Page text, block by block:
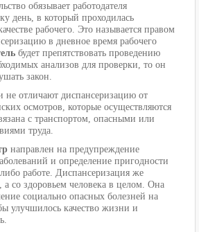
обязывает работодателя
день, в который проходилась
рабочего. Это называется правом
в дневное время рабочего
будет препятствовать проведению
анализов для проверки, то он
закон.
не отличают диспансеризацию от
осмотров, которые осуществляются
с транспортом, опасными или
труда.
направлен на предупреждение
и определение пригодности
работе. Диспансеризация же
а со здоровьем человека в целом. Она
социально опасных болезней на
улучшилось качество жизни и